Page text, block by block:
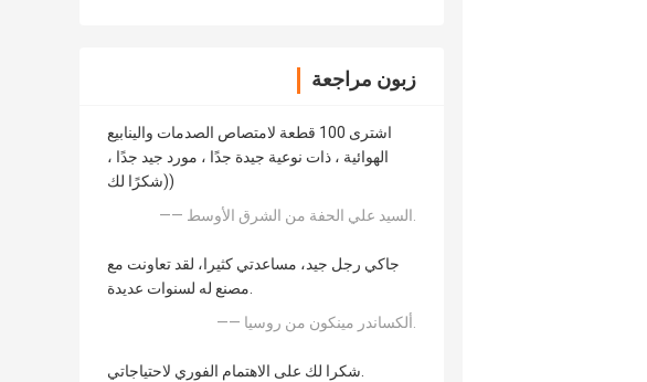
زبون مراجعة
اشترى 100 قطعة لامتصاص الصدمات والينابيع
الهوائية ، ذات نوعية جيدة جدًا ، مورد جيد جدًا ،
شكرًا لك))
—— السيد علي الحفة من الشرق الأوسط.
جاكي رجل جيد، مساعدتي كثيرا، لقد تعاونت مع
مصنع له لسنوات عديدة.
—— ألكساندر مينكون من روسيا.
شكرا لك على الاهتمام الفوري لاحتياجاتي.